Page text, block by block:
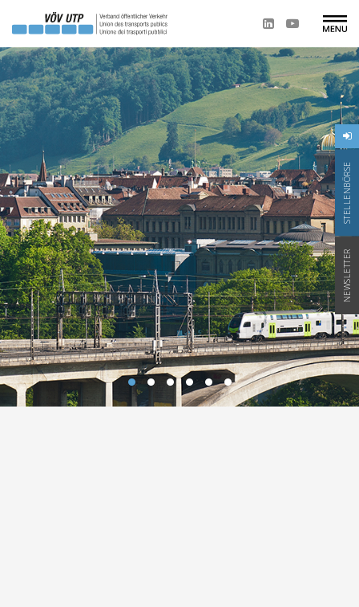
STELLENBÖRSE
NEWSLETTER